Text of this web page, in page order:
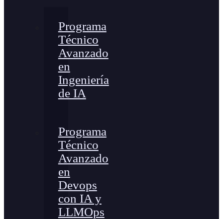
Programa
Técnico
Avanzado
en
Ingeniería
de IA
Programa
Técnico
Avanzado
en
Devops
con IA y
LLMOps